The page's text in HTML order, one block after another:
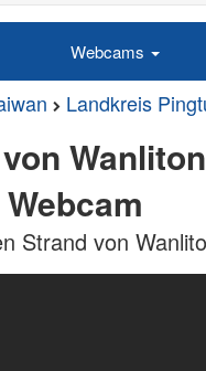
Webcams
Landkreis
Strand von